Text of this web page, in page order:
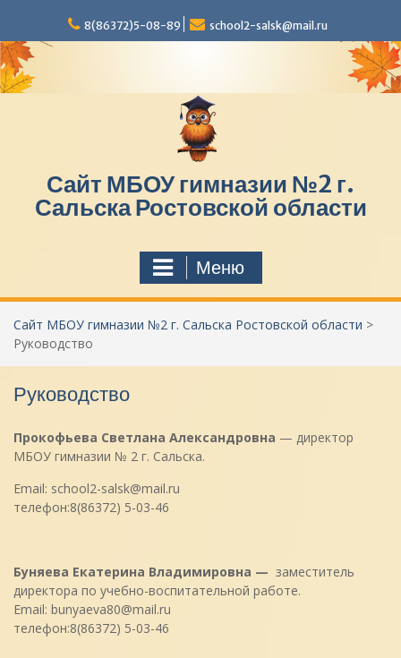
р
е
й
8(86372)5-08-89 school2-salsk@mail.ru
Сайт МБОУ гимназии №2 г.
Сальска Ростовской области
Меню
Сайт МБОУ гимназии №2 г. Сальска Ростовской области >
Руководство
Руководство
Прокофьева Светлана Александровна — директор
МБОУ гимназии № 2 г. Сальска.
Email: school2-salsk@mail.ru
телефон:8(86372) 5-03-46
Буняева Екатерина Владимировна — заместитель
директора по учебно-воспитательной работе.
Email: bunyaeva80@mail.ru
телефон:8(86372) 5-03-46